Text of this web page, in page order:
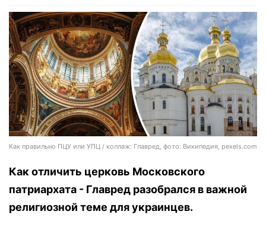
Как правильно ПЦУ или УПЦ / коллаж: Главред, фото: Википедия, pexels.com
Как отличить церковь Московского
патриархата - Главред разобрался в важной
религиозной теме для украинцев.